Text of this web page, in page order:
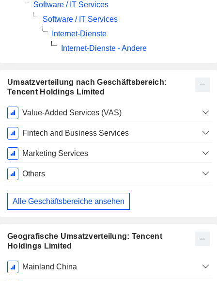
Umsatzverteilung nach Geschäftsbereich:
Tencent Holdings Limited
Ende d.
Geschäftsjahres:
Dezember
Value-Added Services (VAS)
Fintech and Business Services
Marketing Services
Others
Alle Geschäftsbereiche ansehen
Geografische Umsatzverteilung: Tencent
Holdings Limited
Ende d.
Geschäftsjahres:
Mainland China
Software / IT Services
Software / IT Services
Internet-Dienste
Internet-Dienste - Andere